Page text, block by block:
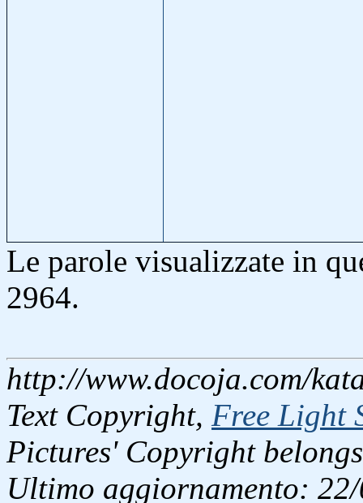
Le parole visualizzate in
2964.
http://www.docoja.com/
Text Copyright, Free Light
Pictures' Copyright
Ultimo aggiornamento: